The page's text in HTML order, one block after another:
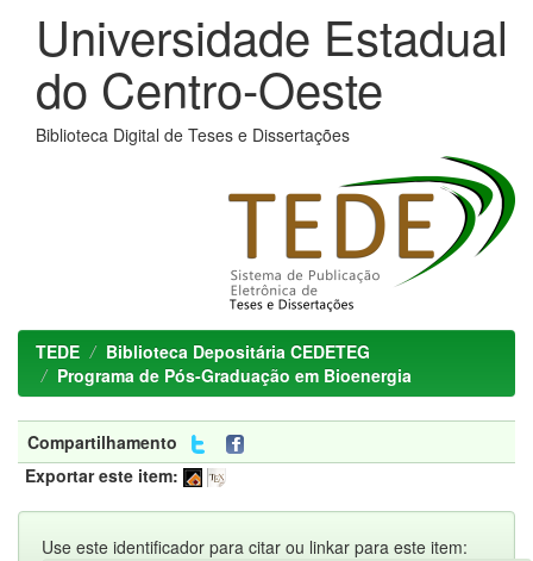
Universidade Estadual
do Centro-Oeste
Biblioteca Digital de Teses e Dissertações
TEDE
Biblioteca Depositária CEDETEG
Programa de Pós-Graduação em Bioenergia
Compartilhamento
Exportar este item:
Use este identificador para citar ou linkar para este item: